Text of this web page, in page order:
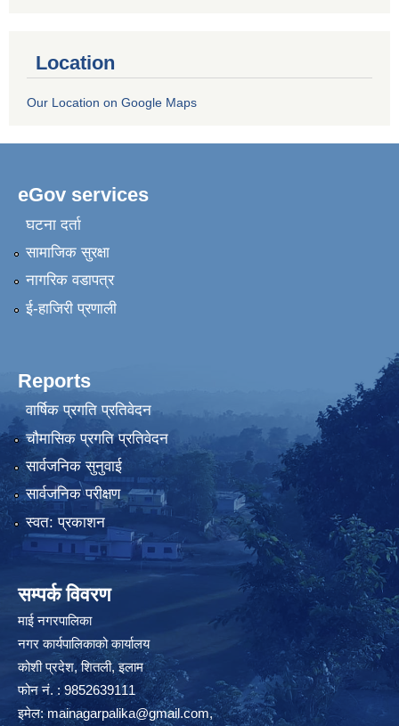
Location
Our Location on Google Maps
eGov services
घटना दर्ता
सामाजिक सुरक्षा
नागरिक वडापत्र
ई-हाजिरी प्रणाली
Reports
वार्षिक प्रगति प्रतिवेदन
चौमासिक प्रगति प्रतिवेदन
सार्वजनिक सुनुवाई
सार्वजनिक परीक्षण
स्वत: प्रकाशन
सम्पर्क विवरण
माई नगरपालिका
नगर कार्यपालिकाको कार्यालय
कोशी प्रदेश, शितली, इलाम
फोन नं. : 9852639111
इमेल:mainagarpalika@gmail.com,